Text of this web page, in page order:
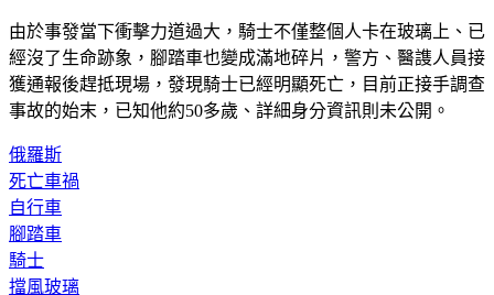
經沒了生命跡象，腳踏車也變成滿地碎片，警方、醫謢人員接
獲通報後趕抵現場，發現騎士已經明顯死亡，目前正接手調查
事故的始末，已知他約50多歲、詳細身分資訊則未公開。
死亡車禍
自行車
腳踏車
騎士
擋風玻璃